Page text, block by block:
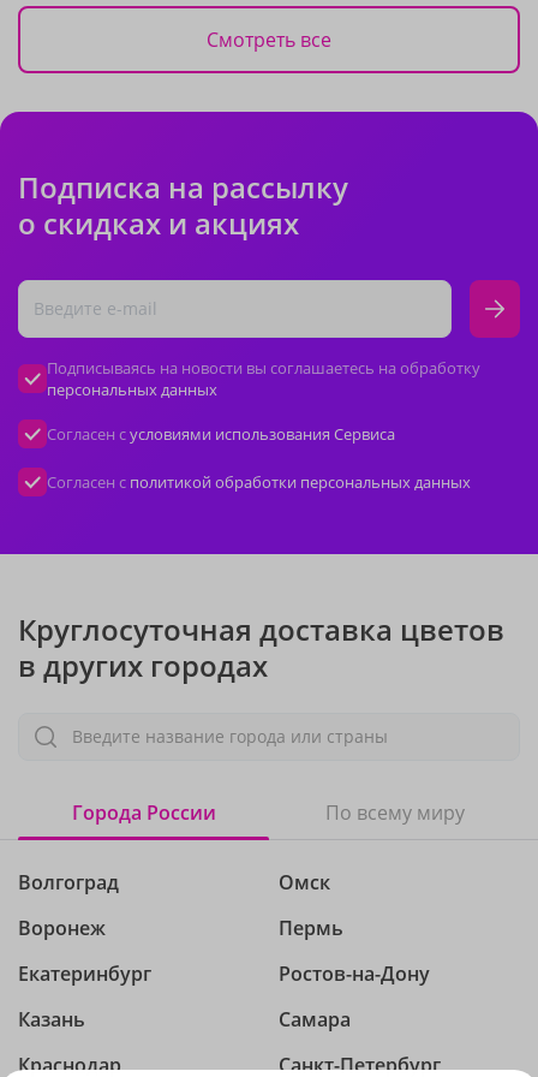
Смотреть все
Подписка на рассылку
о скидках и акциях
Подписываясь на новости вы соглашаетесь на обработку
персональных данных
Согласен сусловиями использования Сервиса
Согласен с политикой обработки персональных данных
Круглосуточная доставка цветов
в других городах
Введите название города или страны
Города России По всему миру
Волгоград
Воронеж
Екатеринбург
Казань
Краснодар
Омск
Пермь
Ростов-на-Дону
Самара
Санкт-Петербург